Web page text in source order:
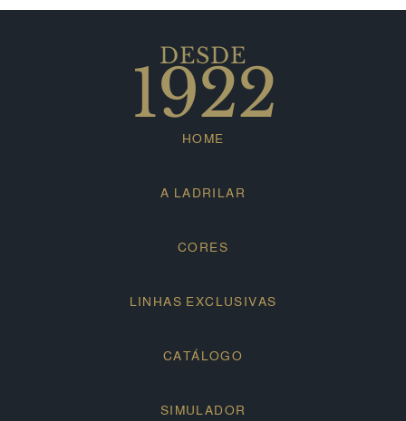
DESDE
1922
HOME
A LADRILAR
CORES
LINHAS EXCLUSIVAS
CATÁLOGO
SIMULADOR